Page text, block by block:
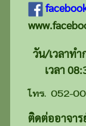
วัน/เวลาทำ
เวลา
โทร. 052-
ติดต่ออาจาร